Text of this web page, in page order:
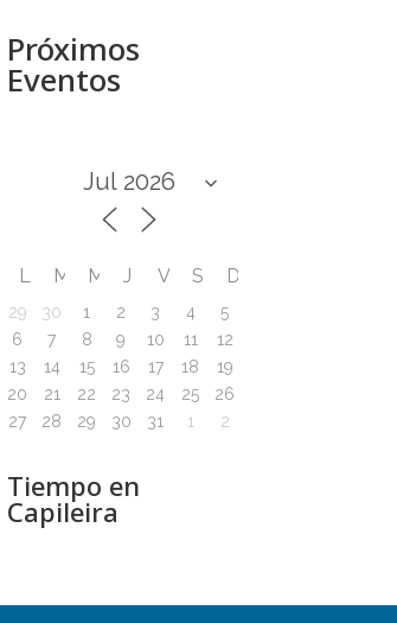
Próximos
Eventos
L M M J V S D
29 30 1 2 3 4
5
6
7 8 9 10 11
12
13
14 15 16 17 18
19
20
21 22 23 24 25
26
27
28 29 30 31 1 2
Tiempo en
Capileira